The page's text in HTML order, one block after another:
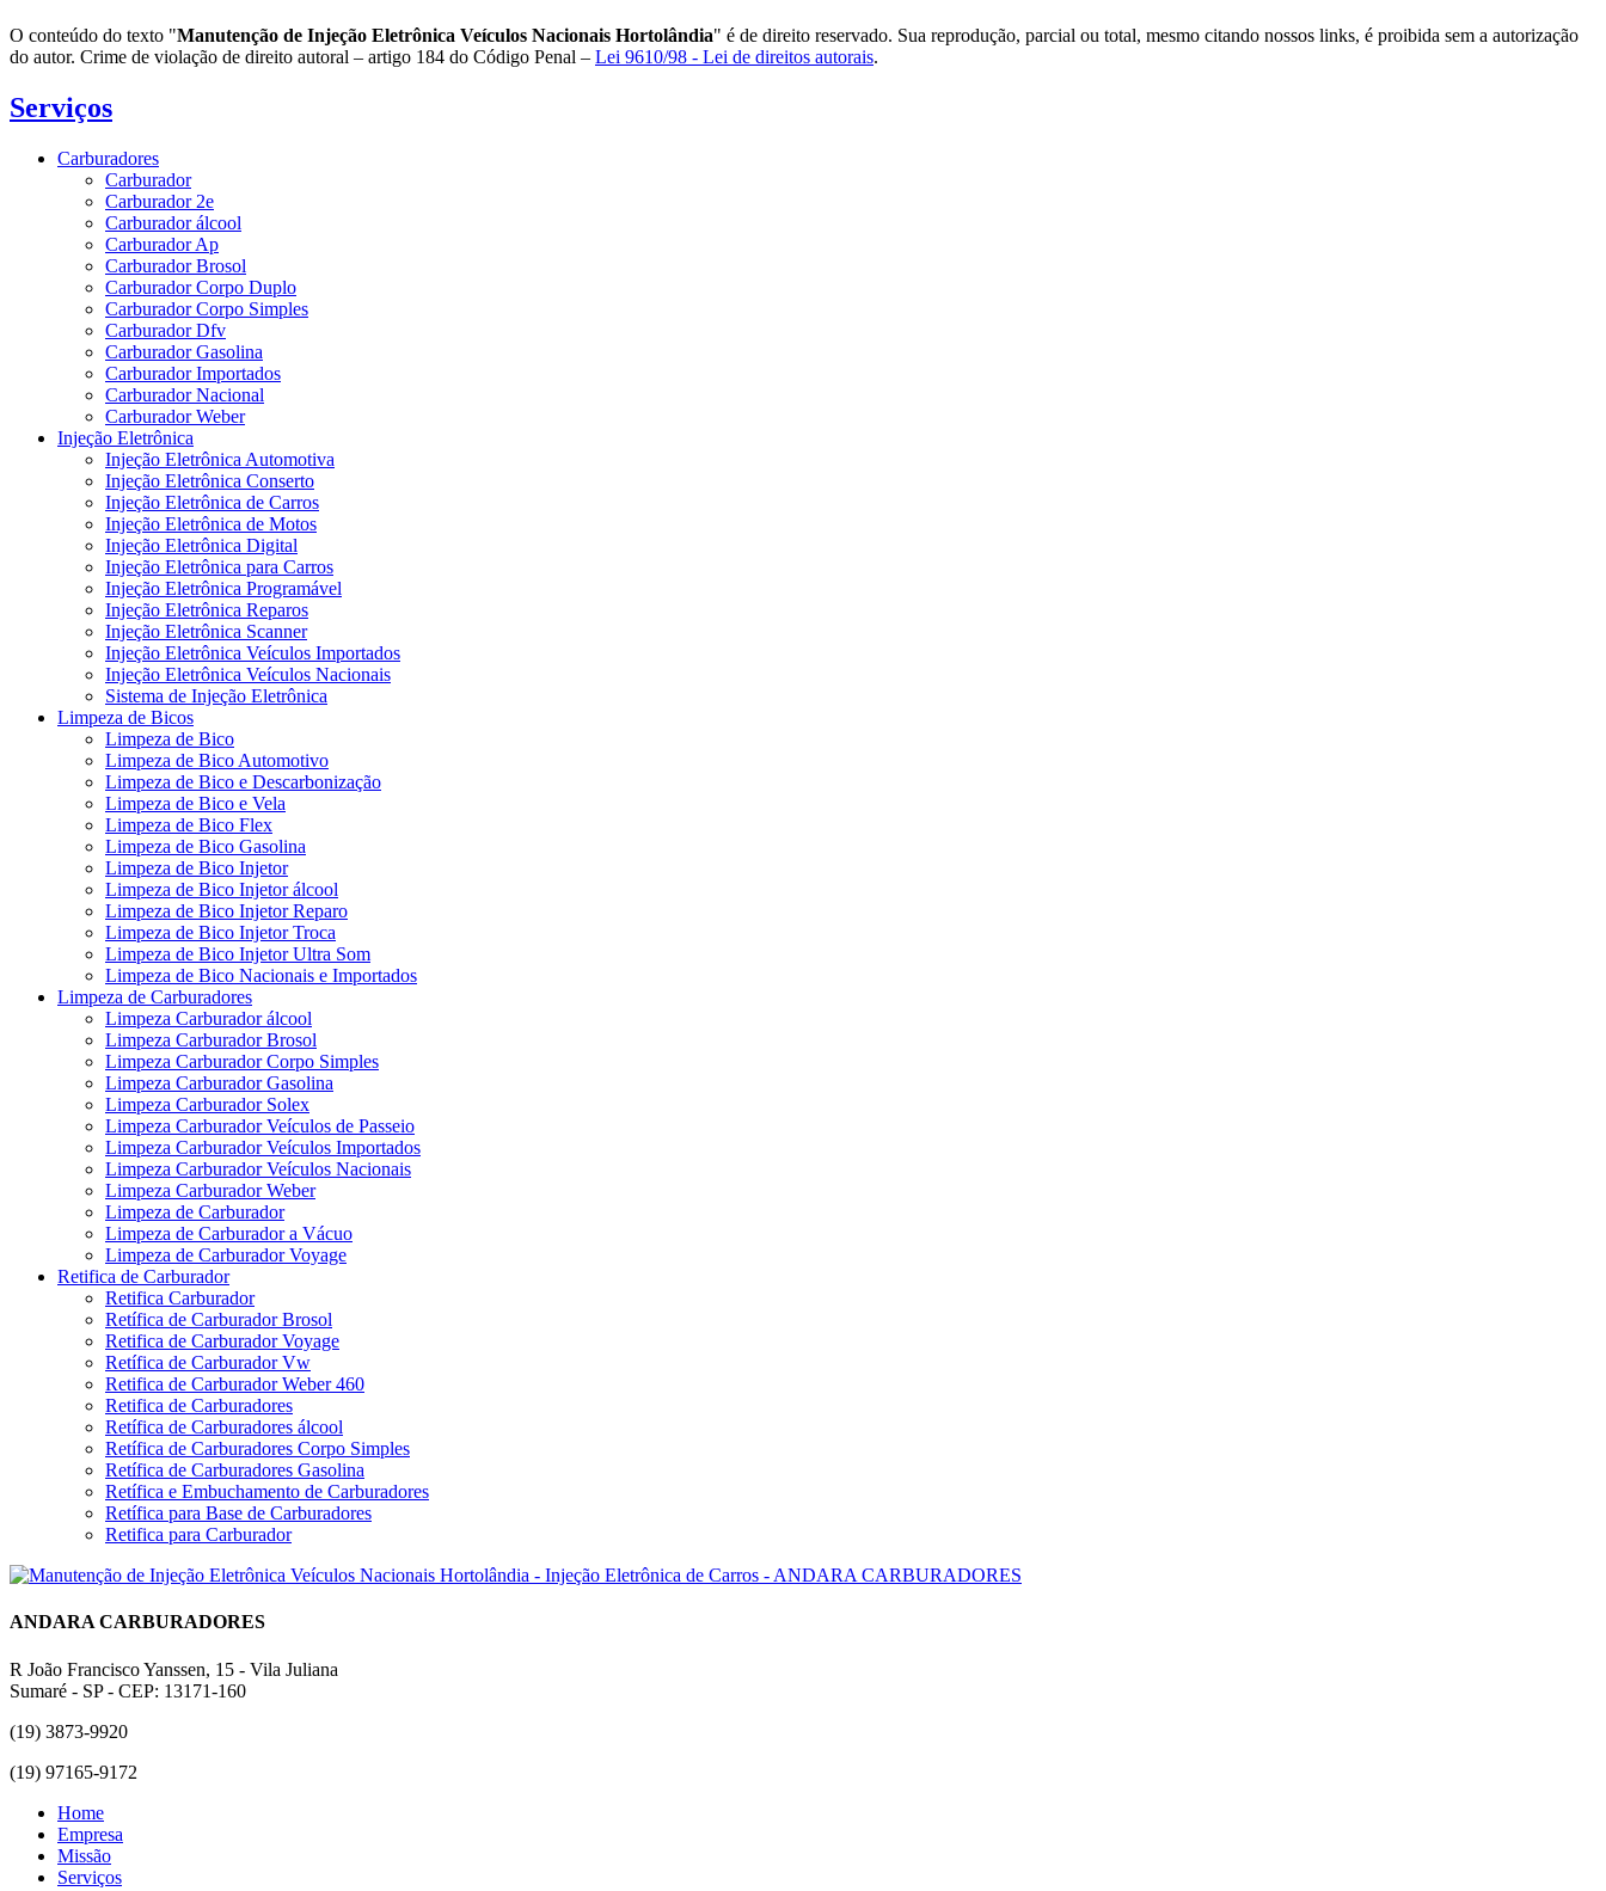
O conteúdo do texto "Manutenção de Injeção Eletrônica Veículos Nacionais Hortolândia" é de direito reservado. Sua reprodução, parcial ou total, mesmo citando nossos links, é proibida sem a autorização
do autor. Crime de violação de direito autoral – artigo 184 do Código Penal – Lei 9610/98 - Lei de direitos autorais.
Serviços
Carburadores
Carburador
Carburador 2e
Carburador álcool
Carburador Ap
Carburador Brosol
Carburador Corpo Duplo
Carburador Corpo Simples
Carburador Dfv
Carburador Gasolina
Carburador Importados
Carburador Nacional
Carburador Weber
Injeção Eletrônica
Injeção Eletrônica Automotiva
Injeção Eletrônica Conserto
Injeção Eletrônica de Carros
Injeção Eletrônica de Motos
Injeção Eletrônica Digital
Injeção Eletrônica para Carros
Injeção Eletrônica Programável
Injeção Eletrônica Reparos
Injeção Eletrônica Scanner
Injeção Eletrônica Veículos Importados
Injeção Eletrônica Veículos Nacionais
Sistema de Injeção Eletrônica
Limpeza de Bicos
Limpeza de Bico
Limpeza de Bico Automotivo
Limpeza de Bico e Descarbonização
Limpeza de Bico e Vela
Limpeza de Bico Flex
Limpeza de Bico Gasolina
Limpeza de Bico Injetor
Limpeza de Bico Injetor álcool
Limpeza de Bico Injetor Reparo
Limpeza de Bico Injetor Troca
Limpeza de Bico Injetor Ultra Som
Limpeza de Bico Nacionais e Importados
Limpeza de Carburadores
Limpeza Carburador álcool
Limpeza Carburador Brosol
Limpeza Carburador Corpo Simples
Limpeza Carburador Gasolina
Limpeza Carburador Solex
Limpeza Carburador Veículos de Passeio
Limpeza Carburador Veículos Importados
Limpeza Carburador Veículos Nacionais
Limpeza Carburador Weber
Limpeza de Carburador
Limpeza de Carburador a Vácuo
Limpeza de Carburador Voyage
Retifica de Carburador
Retifica Carburador
Retífica de Carburador Brosol
Retifica de Carburador Voyage
Retífica de Carburador Vw
Retifica de Carburador Weber 460
Retifica de Carburadores
Retífica de Carburadores álcool
Retífica de Carburadores Corpo Simples
Retífica de Carburadores Gasolina
Retífica e Embuchamento de Carburadores
Retífica para Base de Carburadores
Retifica para Carburador
ANDARA CARBURADORES
R João Francisco Yanssen, 15 - Vila Juliana
Sumaré - SP - CEP: 13171-160
(19) 3873-9920
(19) 97165-9172
Home
Empresa
Missão
Serviços